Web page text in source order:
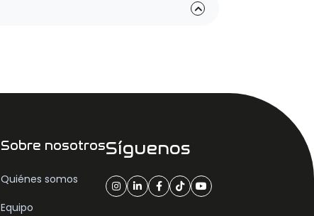
Sobre nosotros
Quiénes somos
Equipo
Síguenos